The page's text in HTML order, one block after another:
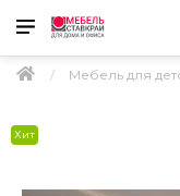
Мебель для
Хит